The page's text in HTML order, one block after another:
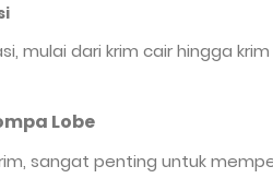
mulai dari krim cair hingga
Lobe
sangat penting untuk